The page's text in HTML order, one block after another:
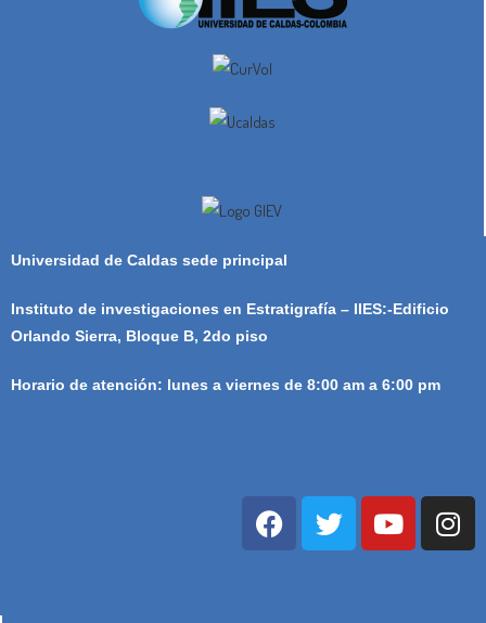
Universidad de Caldas sede principal
Instituto de investigaciones en Estratigrafía – IIES:-Edificio
Orlando Sierra, Bloque B, 2do piso
Horario de atención: lunes a viernes de 8:00 am a 6:00 pm